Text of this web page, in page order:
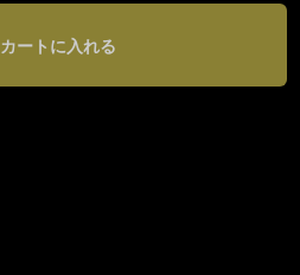
カートに入れる